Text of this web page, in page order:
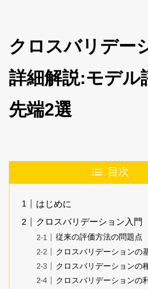
クロスバリデー
詳細解説:モデル
先端2選
目次
はじめに
クロスバリデーション入門
従来の評価方法の問題点
クロスバリデーションの
クロスバリデーションの
クロスバリデーションの